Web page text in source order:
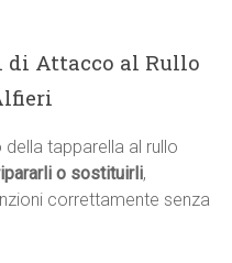
di Attacco al Rullo
tapparella al rullo
o sostituirli,
correttamente senza